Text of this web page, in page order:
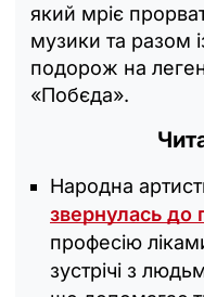
який мріє
музики та разом
подорож на
«Побєда».
Народна
звернулась до
професію
зустрічі з